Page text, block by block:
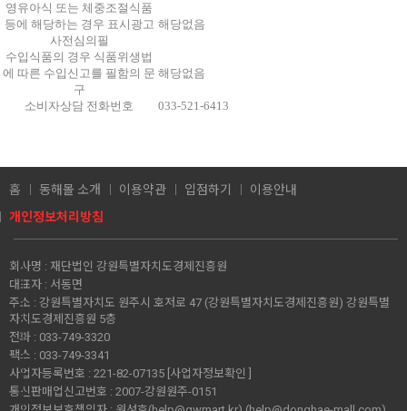
영유아식 또는 체중조절식품
등에 해당하는 경우 표시광고
사전심의필
해당없음
수입식품의 경우 식품위생법
에 따른 수입신고를 필함의 문
구
해당없음
소비자상담 전화번호 033-521-6413
홈 동해몰 소개 이용약관 입점하기
이용안내
개인정보처리방침
회사명 : 재단법인 강원특별자치도경제진흥원
대표자 : 서동면
주소 : 강원특별자치도 원주시 호저로 47 (강원특별자치도경제진흥원) 강원특별
자치도경제진흥원 5층
전화 : 033-749-3320
팩스 : 033-749-3341
사업자등록번호 : 221-82-07135 [사업자정보확인 ]
통신판매업신고번호 : 2007-강원원주-0151